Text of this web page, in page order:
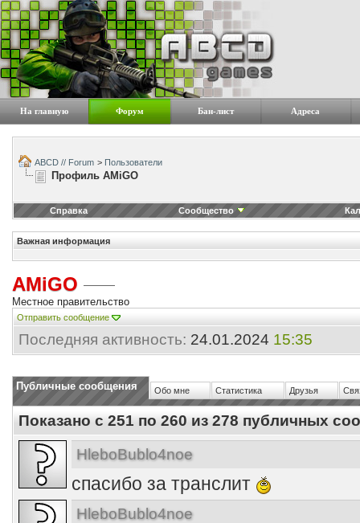
На главную Форум Бан-лист Адреса
ABCD // Forum > Пользователи
Профиль AMiGO
Справка Сообщество
Важная информация
AMiGO
Местное правительство
Отправить сообщение
Последняя активность: 24.01.2024 15:35
Публичные сообщения Обо мне Статистика Друзья
Показано с 251 по 260 из 278 публичных
HleboBublo4noe
спасибо за транслит
HleboBublo4noe